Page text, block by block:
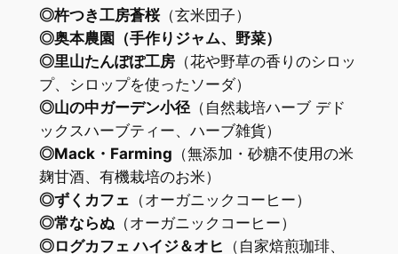
◎杵つき工房蒼桜（玄米団子）
◎奥本農園（手作りジャム、野菜）
◎里山たんぽぽ工房（花や野草の香りのシロッ
プ、シロップを使ったソーダ）
◎山の中ガーデン小径（自然栽培ハーブ デド
ックスハーブティー、ハーブ雑貨）
◎Mack・Farming （無添加・砂糖不使用の米
麹甘酒、有機栽培のお米）
◎ずくカフェ （オーガニックコーヒー）
◎常ならぬ（オーガニックコーヒー）
◎ログカフェ ハイジ＆オヒ （自家焙煎珈琲、